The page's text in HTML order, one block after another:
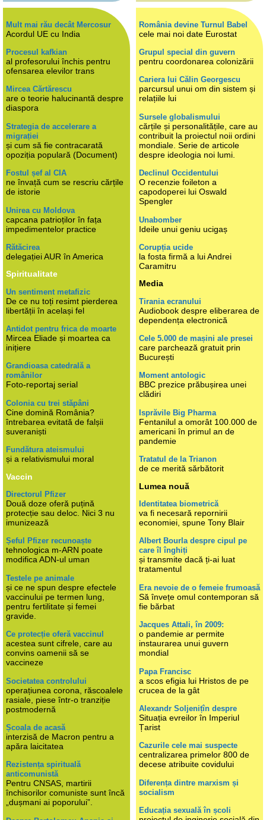
Mult mai rău decât Mercosur
Acordul UE cu India
Procesul kafkian
al profesorului închis pentru
ofensarea elevilor trans
Mircea Cărtărescu
are o teorie halucinantă despre
diaspora
Strategia de accelerare a
migrației
și cum să fie contracarată
opoziția populară (Document)
Fostul șef al CIA
ne învață cum se rescriu cărțile
de istorie
Unirea cu Moldova
capcana patrioților în fața
impedimentelor practice
Rătăcirea
delegației AUR în America
Spiritualitate
Un sentiment metafizic
De ce nu toți resimt pierderea
libertății în același fel
Antidot pentru frica de moarte
Mircea Eliade și moartea ca
inițiere
Grandioasa catedrală a
românilor
Foto-reportaj serial
Colonia cu trei stăpâni
Cine domină România?
întrebarea evitată de falșii
suveraniști
Fundătura ateismului
și a relativismului moral
Vaccin
Directorul Pfizer
Două doze oferă puțină
protecție sau deloc. Nici 3 nu
imunizează
Șeful Pfizer recunoaște
tehnologica m-ARN poate
modifica ADN-ul uman
Testele pe animale
și ce ne spun despre efectele
vaccinului pe termen lung,
pentru fertilitate și femei
gravide.
Ce protecție oferă vaccinul
acestea sunt cifrele, care au
convins oamenii să se
vaccineze
Societatea controlului
operațiunea corona, răscoalele
rasiale, piese într-o tranziție
postmodernă
Școala de acasă
interzisă de Macron pentru a
apăra laicitatea
Rezistența spirituală
anticomunistă
Pentru CNSAS, martirii
închisorilor comuniste sunt încă
„dușmani ai poporului”.
România devine Turnul Babel
cele mai noi date Eurostat
Grupul special din guvern
pentru coordonarea colonizării
Cariera lui Călin Georgescu
parcursul unui om din sistem și
relațiile lui
Sursele globalismului
cărțile și personalitățile, care au
contribuit la proiectul noii ordini
mondiale. Serie de articole
despre ideologia noi lumi.
Declinul Occidentului
O recenzie foileton a
capodoperei lui Oswald
Spengler
Unabomber
Ideile unui geniu ucigaș
Corupția ucide
la fosta firmă a lui Andrei
Caramitru
Media
Tirania ecranului
Audiobook despre eliberarea de
dependența electronică
Cele 5.000 de mașini ale presei
care parchează gratuit prin
București
Moment antologic
BBC prezice prăbușirea unei
clădiri
Isprăvile Big Pharma
Fentanilul a omorât 100.000 de
americani în primul an de
pandemie
Tratatul de la Trianon
de ce merită sărbătorit
Lumea nouă
Identitatea biometrică
va fi necesară repornirii
economiei, spune Tony Blair
Albert Bourla despre cipul pe
care îl înghiți
și transmite dacă ți-ai luat
tratamentul
Era nevoie de o femeie frumoasă
Să învețe omul contemporan să
fie bărbat
Jacques Attali, în 2009:
o pandemie ar permite
instaurarea unui guvern
mondial
Papa Francisc
a scos efigia lui Hristos de pe
crucea de la gât
Alexandr Soljenițîn despre
Situația evreilor în Imperiul
Țarist
Cazurile cele mai suspecte
centralizarea primelor 800 de
decese atribuite covidului
Diferența dintre marxism și
socialism
Educația sexuală în școli